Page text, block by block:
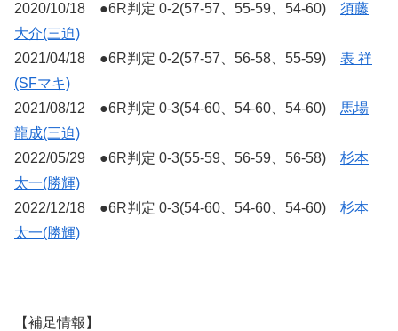
2020/10/18 ●6R判定 0-2(57-57、55-59、54-60) 須藤
大介(三迫)
2021/04/18 ●6R判定 0-2(57-57、56-58、55-59) 表 祥
(SFマキ)
2021/08/12 ●6R判定 0-3(54-60、54-60、54-60) 馬場
龍成(三迫)
2022/05/29 ●6R判定 0-3(55-59、56-59、56-58) 杉本
太一(勝輝)
2022/12/18 ●6R判定 0-3(54-60、54-60、54-60) 杉本
太一(勝輝)
【補足情報】